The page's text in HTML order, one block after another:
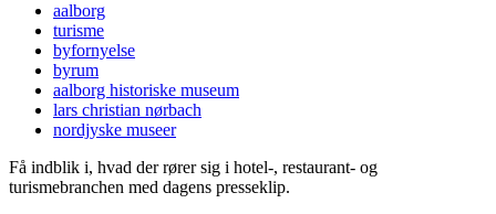
aalborg
turisme
byfornyelse
byrum
aalborg historiske museum
lars christian nørbach
nordjyske museer
Få indblik i, hvad der rører sig i hotel-, restaurant- og
turismebranchen med dagens presseklip.